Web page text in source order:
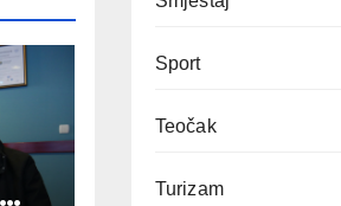
Sport
Teočak
Turizam